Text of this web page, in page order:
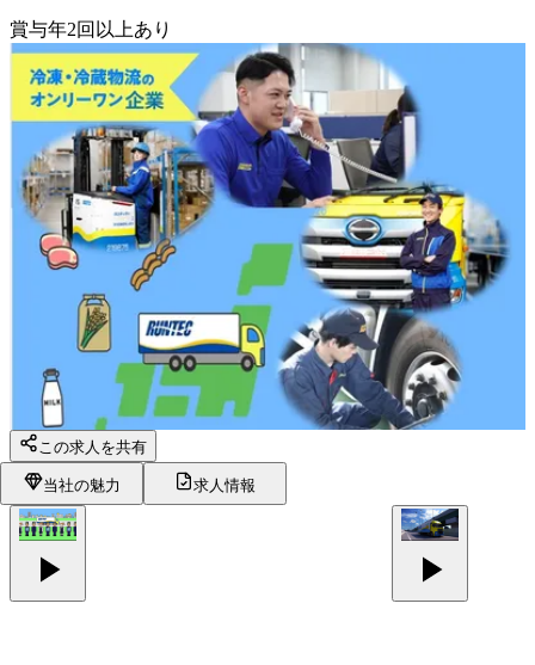
賞与年2回以上あり
この求人を共有
当社の魅力 求人情報